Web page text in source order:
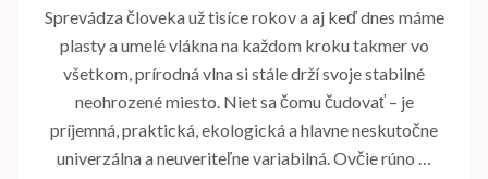
Sprevádza človeka už tisíce rokov a aj keď dnes máme
plasty a umelé vlákna na každom kroku takmer vo
všetkom, prírodná vlna si stále drží svoje stabilné
neohrozené miesto. Niet sa čomu čudovať – je
príjemná, praktická, ekologická a hlavne neskutočne
univerzálna a neuveriteľne variabilná. Ovčie rúno …